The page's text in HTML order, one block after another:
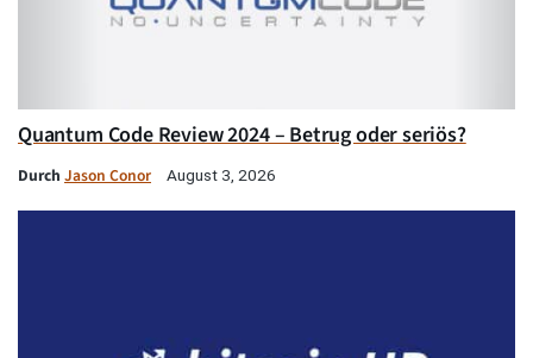
Quantum Code Review 2024 – Betrug oder seriös?
Durch Jason Conor August 3, 2026